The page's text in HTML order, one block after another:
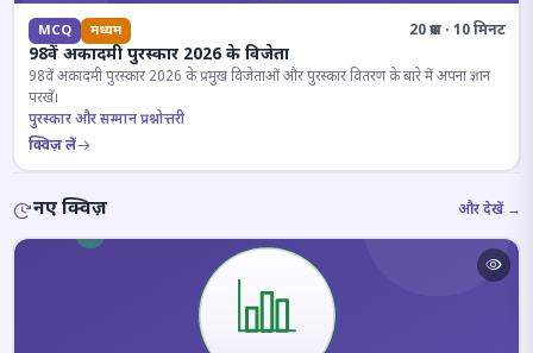
MCQ मध्यम 20 प्रश्न · 10 मिनट
98वें अकादमी पुरस्कार 2026 के विजेता
98वें अकादमी पुरस्कार 2026 के प्रमुख विजेताओं और पुरस्कार वितरण के बारे में अपना ज्ञान
परखें।
पुरस्कार और सम्मान प्रश्नोत्तरी
क्विज़ लें
नए क्विज़ और देखें →